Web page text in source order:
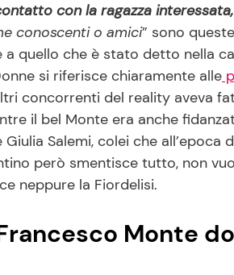
con la ragazza interessata,
conoscenti o amici” sono
quello che è stato detto nella
si riferisce chiaramente alle
concorrenti del reality aveva
il bel Monte era anche
Salemi, colei che
però smentisce tutto, non
neppure la Fiordelisi.
Monte